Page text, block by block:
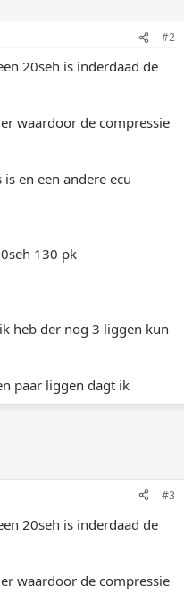
#2
20seh is inderdaad de
waardoor de compressie
en een andere ecu
130 pk
heb der nog 3 liggen kun
paar liggen dagt ik
#3
20seh is inderdaad de
waardoor de compressie